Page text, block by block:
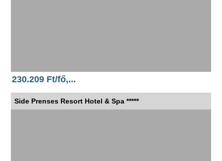
230.209 Ft/fő,...
Side Prenses Resort Hotel & Spa *****